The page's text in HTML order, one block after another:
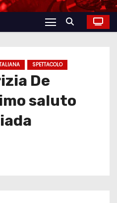
SPETTACOLO
De
saluto